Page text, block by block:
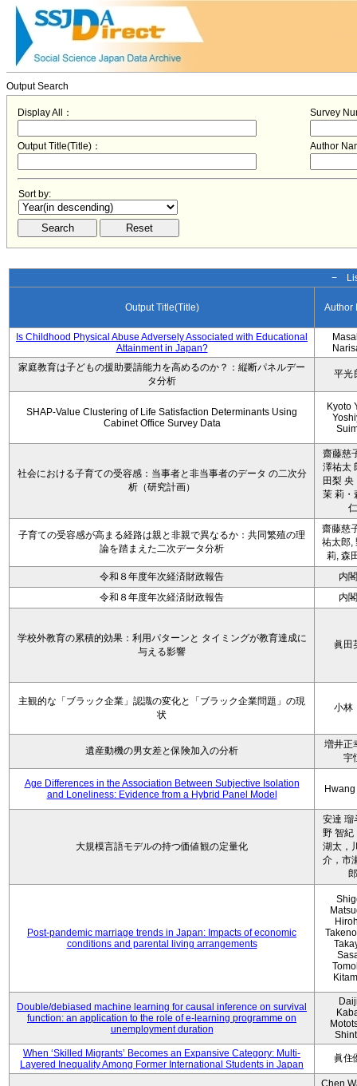
Output Search
Display All： Survey
Output Title(Title)： Author
Sort by:
−
Output Title(Title) Author
Is Childhood Physical Abuse Adversely Associated with Educational
Attainment in Japan?
家庭教育は子どもの援助要請能力を高めるのか？：縦断パネルデー
タ分析
平光
SHAP-Value Clustering of Life Satisfaction Determinants Using
Cabinet Office Survey Data
Kyoto
社会における子育ての受容感：当事者と非当事者のデータ の二次分
析（研究計画）
齋藤慈
澤祐太
田梨 央
茉 莉・
仁
子育ての受容感が高まる経路は親と非親で異なるか：共同繁殖の理
論を踏まえた二次データ分析
齋藤慈
祐太郎,
莉, 森
令和８年度年次経済財政報告
内
令和８年度年次経済財政報告
内
学校外教育の累積的効果：利用パターンと タイミングが教育達成に
与える影響
眞田
主観的な「ブラック企業」認識の変化と「ブラック企業問題」の現
状
小
遺産動機の男女差と保険加入の分析
増井正
宇
Age Differences in the Association Between Subjective Isolation
and Loneliness: Evidence from a Hybrid Panel Model
大規模言語モデルの持つ価値観の定量化
安達 瑠
野 智紀
湖太，
介，市
郎
Post-pandemic marriage trends in Japan: Impacts of economic
conditions and parental living arrangements
Double/debiased machine learning for causal inference on survival
function: an application to the role of e-learning programme on
unemployment duration
When ‘Skilled Migrants’ Becomes an Expansive Category: Multi-
Layered Inequality Among Former International Students in Japan
眞住
Chen